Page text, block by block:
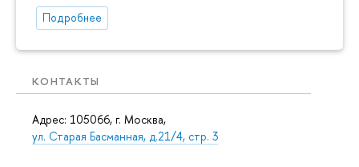
Подробнее
КОНТАКТЫ
Адрес: 105066, г. Москва,
ул. Старая Басманная, д.21/4, стр. 3